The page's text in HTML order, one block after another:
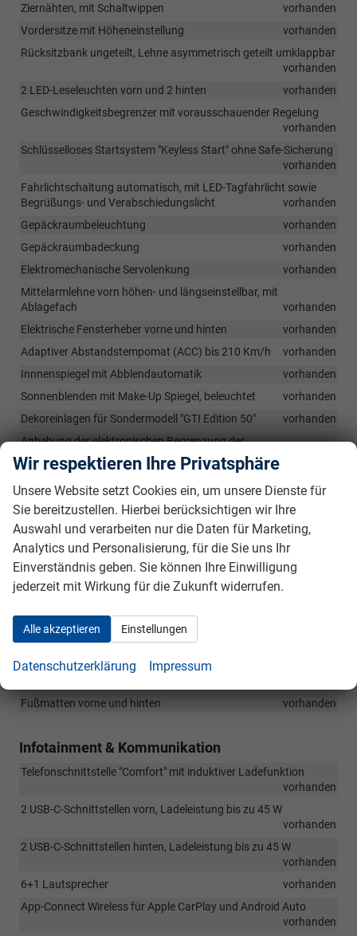
Ziernähten, mit Schaltwippen
vorhanden
Vordersitze mit Höheneinstellung
vorhanden
Rücksitzbank ungeteilt, Lehne asymmetrisch geteilt umklappbar
vorhanden
2 LED-Leseleuchten vorn und 2 hinten
vorhanden
Geschwindigkeitsbegrenzer mit vorausschauender Regelung
vorhanden
Schlüsselloses Startsystem "Keyless Start" ohne Safe-Sicherung
vorhanden
Fahrlichtschaltung automatisch, mit LED-Tagfahrlicht sowie
Begrüßungs- und Verabschiedungslicht
vorhanden
Gepäckraumbeleuchtung
vorhanden
Gepäckraumbadeckung
vorhanden
Elektromechanische Servolenkung
vorhanden
Mittelarmlehne vorn höhen- und längseinstellbar, mit
Ablagefach
vorhanden
Elektrische Fensterheber vorne und hinten
vorhanden
Adaptiver Abstandstempomat (ACC) bis 210 Km/h
vorhanden
Innnenspiegel mit Abblendautomatik
vorhanden
Sonnenblenden mit Make-Up Spiegel, beleuchtet
vorhanden
Dekoreinlagen für Sondermodell "GTI Edition 50"
vorhanden
Anhebung der elektronischen Begrenzung der
Höchstgeschwindigkeit
Bedienelementen hinten und 3-Zonen-Temperaturregelung
vorhanden
Ambientebeleuchtung: Ambientebeleuchtung 30-farbig, LED-
Leuchte im Fußraum vorn, Lichtfarbe wählbar Disclaimer von
Volkswagen AG
Schalthebelknopf/-Griff in Alu
Fensterheberschaltern, Chromleisten an den Auströmern
LED-Leuchte im Fußraum vorn, Lichtfarbe wählbar
Fußmatten vorne und hinten
vorhanden
Infotainment & Kommunikation
Telefonschnittstelle "Comfort" mit induktiver Ladefunktion
vorhanden
2 USB-C-Schnittstellen vorn, Ladeleistung bis zu 45 W
vorhanden
2 USB-C-Schnittstellen hinten, Ladeleistung bis zu 45 W
vorhanden
6+1 Lautsprecher
vorhanden
App-Connect Wireless für Apple CarPlay und Android Auto
vorhanden
Wir respektieren Ihre Privatsphäre
Unsere Website setzt Cookies ein, um unsere Dienste für
Sie bereitzustellen. Hierbei berücksichtigen wir Ihre
Auswahl und verarbeiten nur die Daten für Marketing,
Analytics und Personalisierung, für die Sie uns Ihr
Einverständnis geben. Sie können Ihre Einwilligung
jederzeit mit Wirkung für die Zukunft widerrufen.
Alle akzeptieren Einstellungen
Datenschutzerklärung Impressum